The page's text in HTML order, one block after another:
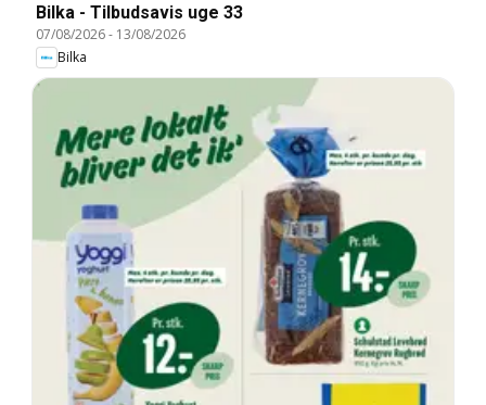
Bilka - Tilbudsavis uge 33
07/08/2026- 13/08/2026
Bilka